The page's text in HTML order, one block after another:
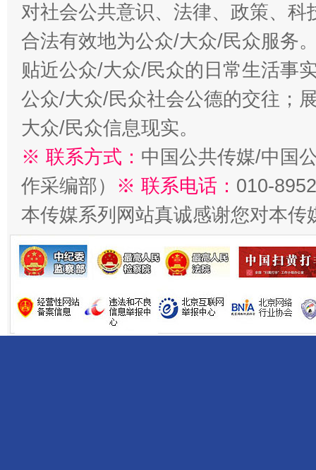
对社会公共意识、法律、政策、
合法有效地为公众/大众/民众服务
贴近公众/大众/民众的日常生活事
公众/大众/民众社会公德的交往；
大众/民众信息现实。
※ 联系方式： 中国公共传媒/中国
作采编部） ※ 联系电话： 010-
本传媒系列网站真诚感谢您对本